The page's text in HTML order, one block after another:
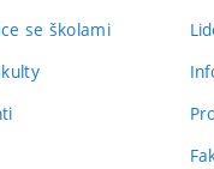
se školami